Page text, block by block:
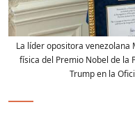
La líder opositora
física del Premio Nobel de la
Trump en la